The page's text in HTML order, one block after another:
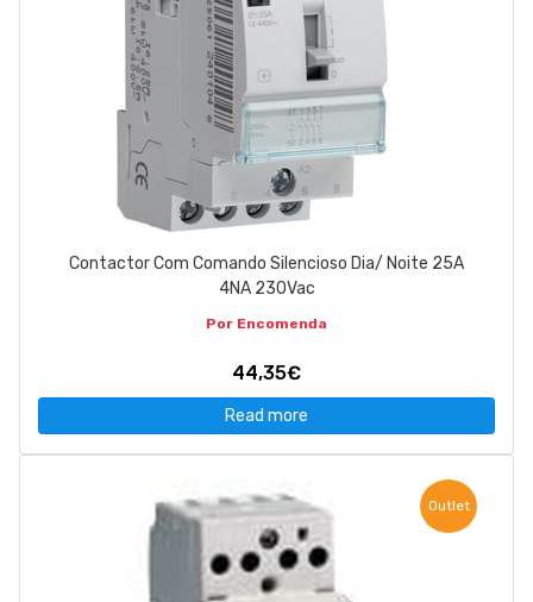
Contactor Com Comando Silencioso Dia/ Noite 25A
4NA 230Vac
Por Encomenda
44,35€
Read more
Outlet